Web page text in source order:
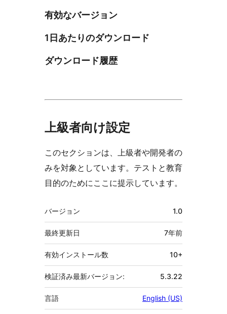
有効なバージョン
1日あたりのダウンロード
ダウンロード履歴
上級者向け設定
このセクションは、上級者や開発者の
みを対象としています。テストと教育
目的のためにここに提示しています。
メ
タ
バージョン 1.0
最終更新日 7年前
有効インストール数 10+
検証済み最新バージョン: 5.3.22
言語 English (US)